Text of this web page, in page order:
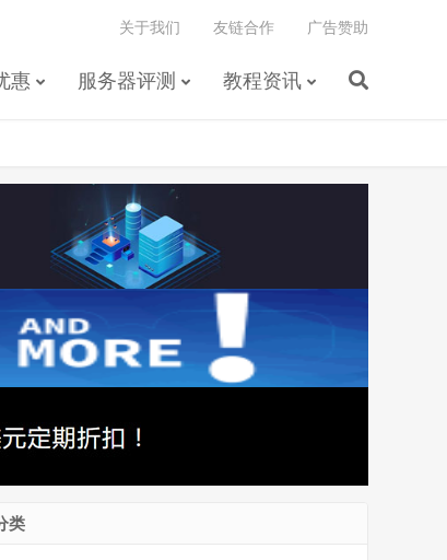
惠 服务器评测 教程资讯
关于我们 友链合作 广告赞助
类